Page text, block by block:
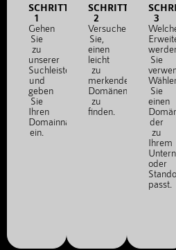
SCHRITT
1
Gehen
Sie
zu
unserer
Suchleiste
und
geben
Sie
Ihren
Domainnamen
ein.
SCHRITT
2
Versuchen
Sie,
einen
leicht
zu
merkenden
Domänennamen
zu
finden.
3
Sie
Sie
einen
der
zu
Ihrem
oder
passt.